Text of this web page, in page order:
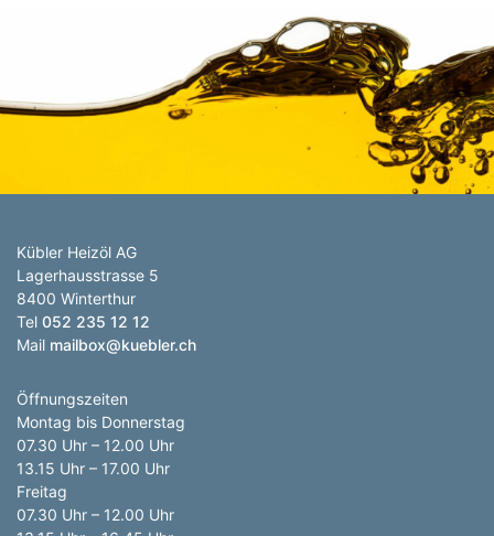
Kübler Heizöl AG
Lagerhausstrasse 5
8400 Winterthur
Tel 052 235 12 12
Mail mailbox@kuebler.ch
Öffnungszeiten
Montag bis Donnerstag
07.30 Uhr – 12.00 Uhr
13.15 Uhr – 17.00 Uhr
Freitag
07.30 Uhr – 12.00 Uhr